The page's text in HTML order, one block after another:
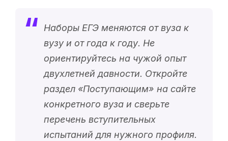
Наборы ЕГЭ меняются от вуза к
вузу и от года к году. Не
ориентируйтесь на чужой опыт
двухлетней давности. Откройте
раздел «Поступающим» на сайте
конкретного вуза и сверьте
перечень вступительных
испытаний для нужного профиля.